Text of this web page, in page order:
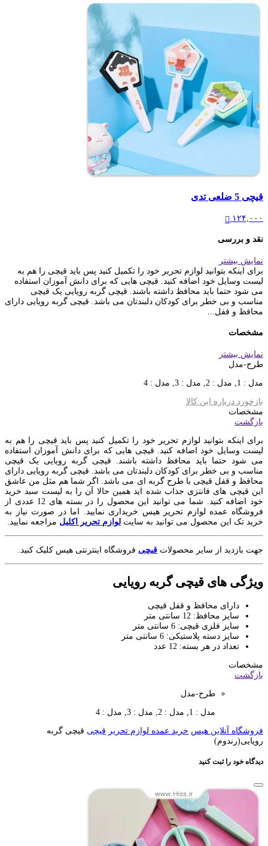
قیچی 5 ضلعی تدی
۱۲۴,۰۰۰
نقد و بررسی
نمایش بیشتر
برای اینکه بتوانید لوازم تحریر خود را تکمیل کنید پس باید قیچی را هم به
لیست وسایل خود اضافه کنید. قیچی هایی که برای دانش آموزان استفاده
می شود حتما باید محافظ داشته باشند. قیچی گربه رویایی یک قیچی
مناسب و بی خطر برای کودکان دلبندتان می باشد. قیچی گربه رویایی دارای
محافظ و قفل...
مشخصات
نمایش بیشتر
طرح-مدل
مدل : 1, مدل : 2, مدل : 3, مدل : 4
بازخورد درباره این کالا
مشخصات
بازگشت
برای اینکه بتوانید لوازم تحریر خود را تکمیل کنید پس باید قیچی را هم به
لیست وسایل خود اضافه کنید. قیچی هایی که برای دانش آموزان استفاده
می شود حتما باید محافظ داشته باشند. قیچی گربه رویایی یک قیچی
مناسب و بی خطر برای کودکان دلبندتان می باشد. قیچی گربه رویایی دارای
محافظ و قفل قیچی با طرح گربه ای می باشد. اگر شما هم مثل من عاشق
این قیچی های فانتزی جذاب شده اید همین حالا آن را به لیست سبد خرید
خود اضافه کنید. شما می توانید این محصول را در بسته های 12 عددی از
فروشگاه عمده لوازم تحریر هیس خریداری نمایید. اما در صورت نیاز به
خرید تک این محصول می توانید به سایت لوازم تحریر اکلیل مراجعه نمایید.
جهت بازدید از سایر محصولات قیچی فروشگاه اینترنتی هیس کلیک کنید.
ویژگی های قیچی گربه رویایی
دارای محافظ و قفل قیچی
سایز محافظ: 12 سانتی متر
سایز فلزی قیچی: 6 سانتی متر
سایز دسته پلاستیکی: 6 سانتی متر
تعداد در هر بسته: 12 عدد
مشخصات
بازگشت
طرح-مدل
مدل : 1, مدل : 2, مدل : 3, مدل : 4
فروشگاه آنلاین هیس خرید عمده لوازم تحریر قیچی قیچی گربه
رویایی(رندوم)
دیدگاه خود را ثبت کنید